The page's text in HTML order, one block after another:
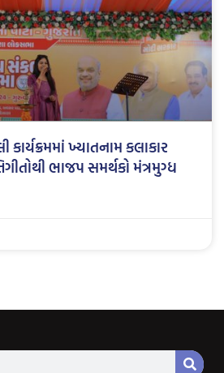
ખ્યાતનામ કલાકાર
ભાજપ સમર્થકો મંત્રમુગ્ધ